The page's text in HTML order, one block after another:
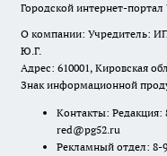
Городской интернет-портал
О компании: Учредитель: ИП
Ю.Г.
Адрес: 610001, Кировская
Знак информационной
Контакты: Редакция:
red@pg52.ru
Рекламный отдел: 8-